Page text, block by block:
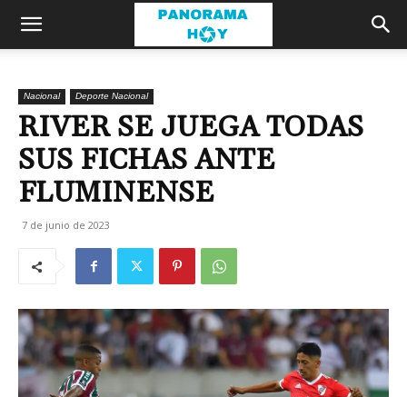
Nacional Deporte Nacional
RIVER SE JUEGA TODAS
SUS FICHAS ANTE
FLUMINENSE
7 de junio de 2023